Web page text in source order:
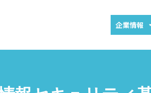
企業情報